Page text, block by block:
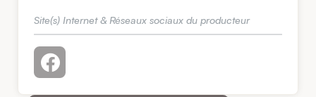
Site(s) Internet & Réseaux sociaux du producteur